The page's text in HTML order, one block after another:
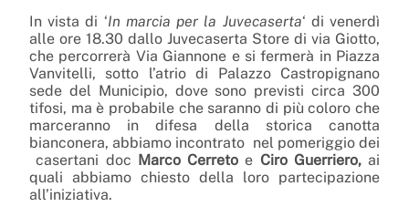
In vista di ‘In marcia per la Juvecaserta‘ di venerdì
alle ore 18.30 dallo Juvecaserta Store di via Giotto,
che percorrerà Via Giannone e si fermerà in Piazza
Vanvitelli, sotto l’atrio di Palazzo Castropignano
sede del Municipio, dove sono previsti circa 300
tifosi, ma è probabile che saranno di più coloro che
marceranno in difesa della storica canotta
bianconera, abbiamo incontrato nel pomeriggio dei
casertani doc Marco Cerreto e Ciro Guerriero,ai
quali abbiamo chiesto della loro partecipazione
all’iniziativa.